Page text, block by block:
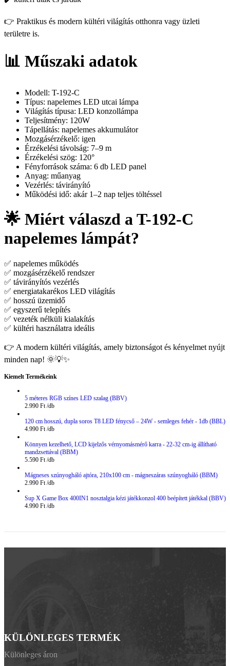
👉 Praktikus és modern kültéri világítás otthonra vagy üzleti
területre is.
📊 Műszaki adatok
Modell: T-192-C
Típus: napelemes LED utcai lámpa
Világítás típusa: LED konzollámpa
Teljesítmény: 120W
Tápellátás: napelemes akkumulátor
Mozgásérzékelő: igen
Érzékelési távolság: 7–9 m
Érzékelési szög: 120°
Fényforrások száma: 6 db LED panel
Anyag: műanyag
Vezérlés: távirányító
Működési idő: akár 1–2 nap teljes töltéssel
🌟 Miért válaszd a T-192-C
napelemes lámpát?
✅ napelemes működés
✅ mozgásérzékelő rendszer
✅ távirányítós vezérlés
✅ energiatakarékos LED világítás
✅ hosszú üzemidő
✅ egyszerű telepítés
✅ vezeték nélküli kialakítás
✅ kültéri használatra ideális
👉 A modern kültéri világítás, amely biztonságot és kényelmet nyújt
minden nap! 🌞💡✨
Kiemelt Termékeink
5 méteres RGB színes LED szalag (BBV)
2.990 Ft
120 cm hosszú, dupla soros T8 LED fénycső – 24W - semleges fehér - 1db (BBL)
4.990 Ft
Könnyen kezelhető, LCD kijelzős vérnyomásmérő karra - 22-32 cm-ig állítható
mandzsettával (BBM)
5.590 Ft
Mágneses szúnyogháló ajtóra, 210x100 cm - mágneszáras szúnyogháló (BBM)
2.990 Ft
Sup X Game Box 400IN1 nosztalgia kézi játékkonzol 400 beépített játékkal (BBV)
4.990 Ft
KÜLÖNLEGES TERMÉK
Különleges áron